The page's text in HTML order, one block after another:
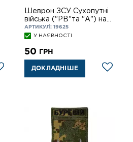
Шеврон ЗСУ Сухопутні
війська ("РВ"та "А") на
липучці
АРТИКУЛ: 19625
У НАЯВНОСТІ
50 ГРН
ДОКЛАДНІШЕ